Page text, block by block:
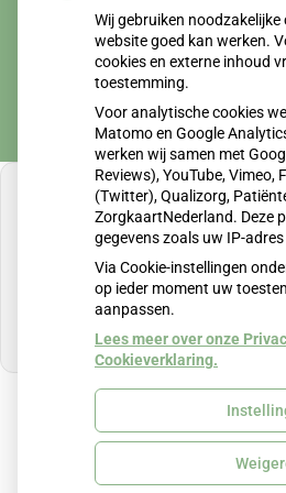
13.30
U heeft geen
externe inhoud die nodig
Cookie-instellingen
Uw Zorg Online
Wij gebruiken
website goed kan werken.
cookies en externe inhoud
toestemming.
Voor analytische cookies
Matomo en Google
werken wij samen met
Reviews), YouTube, Vimeo,
(Twitter), Qualizorg,
ZorgkaartNederland. Deze
gegevens zoals uw IP-
Via Cookie-instellingen
op ieder moment uw
aanpassen.
Lees meer over onze
Cookieverklaring.